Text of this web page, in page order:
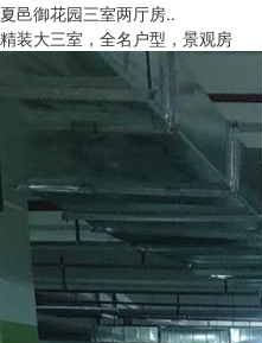
夏邑御花园三室两厅房..
精装大三室，全名户型，景观房